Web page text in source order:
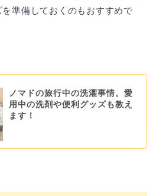
準備しておくのもおすすめで
ノマドの旅行中の洗濯事情。愛
用中の洗剤や便利グッズも教え
ます！